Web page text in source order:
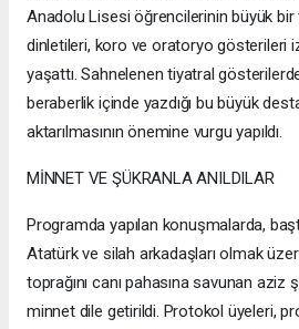
Anadolu Lisesi öğrencilerinin büyük bir
dinletileri, koro ve oratoryo gösterileri
yaşattı. Sahnelenen tiyatral
beraberlik içinde yazdığı bu büyük
aktarılmasının önemine vurgu yapıldı.
​MİNNET VE ŞÜKRANLA ANILDILAR
​Programda yapılan konuşmalarda,
Atatürk ve silah arkadaşları olmak
toprağını canı pahasına savunan aziz
minnet dile getirildi. Protokol üyeleri,